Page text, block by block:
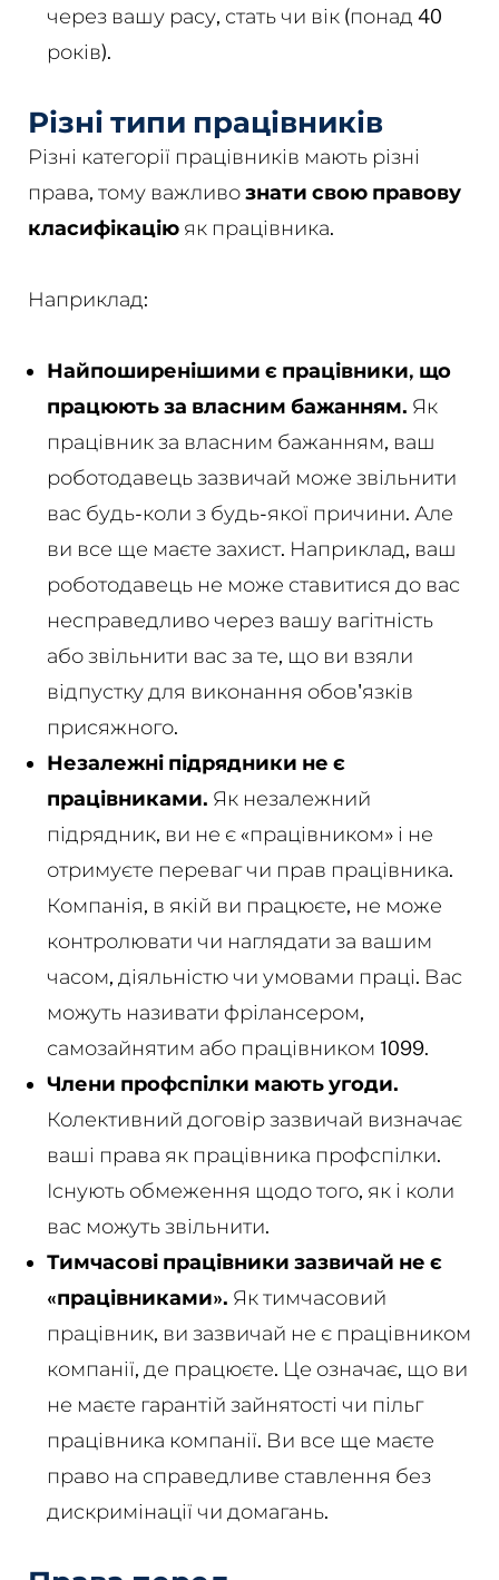
через вашу расу, стать чи вік (понад 40
років).
Різні типи працівників
Різні категорії працівників мають різні
права, тому важливознати свою правову
класифікаціюяк працівника.
Наприклад:
Найпоширенішими є працівники, що
працюють за власним бажанням. Як
працівник за власним бажанням, ваш
роботодавець зазвичай може звільнити
вас будь-коли з будь-якої причини. Але
ви все ще маєте захист. Наприклад, ваш
роботодавець не може ставитися до вас
несправедливо через вашу вагітність
або звільнити вас за те, що ви взяли
відпустку для виконання обов'язків
присяжного.
Незалежні підрядники не є
працівниками. Як незалежний
підрядник, ви не є «працівником» і не
отримуєте переваг чи прав працівника.
Компанія, в якій ви працюєте, не може
контролювати чи наглядати за вашим
часом, діяльністю чи умовами праці. Вас
можуть називати фрілансером,
самозайнятим або працівником 1099.
Члени профспілки мають угоди.
Колективний договір зазвичай визначає
ваші права як працівника профспілки.
Існують обмеження щодо того, як і коли
вас можуть звільнити.
Тимчасові працівники зазвичай не є
«працівниками». Як тимчасовий
працівник, ви зазвичай не є працівником
компанії, де працюєте. Це означає, що ви
не маєте гарантій зайнятості чи пільг
працівника компанії. Ви все ще маєте
право на справедливе ставлення без
дискримінації чи домагань.